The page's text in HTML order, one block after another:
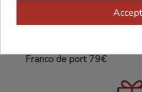
Franco de port 79€